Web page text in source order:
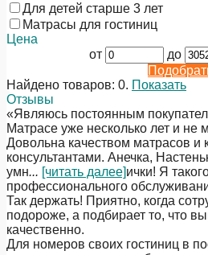
Для детей старше 3 лет
Матрасы для гостиниц
Цена
от
до
Найдено товаров: 0. Показать
Отзывы
«Являюсь постоянным
Матрасе уже несколько лет и не
Довольна качеством матрасов и
консультантами. Анечка,
умн... [читать далее]ички! Я
профессионального
Так держать! Приятно, когда
подороже, а подбирает то, что
качественно.
Для номеров своих гостиниц в